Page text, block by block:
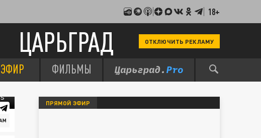
18+
ЦАРЬГРАД ОТКЛЮЧИТЬ РЕКЛАМУ
ЭФИР ФИЛЬМЫ
ПРЯМОЙ ЭФИР